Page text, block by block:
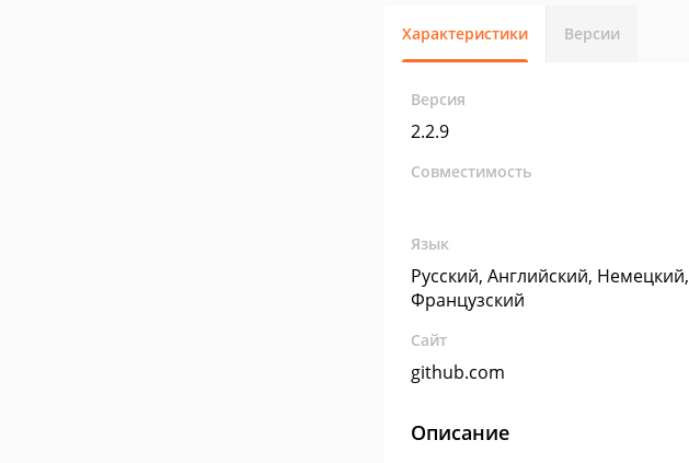
Характеристики Версии
Версия
2.2.9
Совместимость
Язык
Русский, Английский, Немецкий,
Французский
Сайт
github.com
Описание